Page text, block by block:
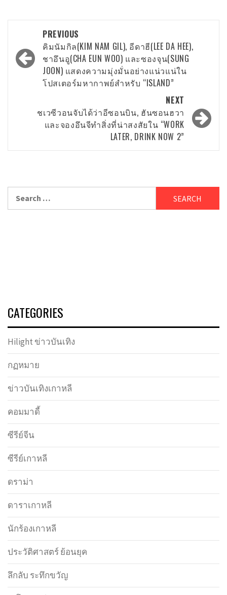
navigation
PREVIOUS
คิมนัมกิล(KIM NAM GIL), อีดาฮี(LEE DA HEE),
ชาอึนอู(CHA EUN WOO) และซองจุน(SUNG
JOON) แสดงความมุ่งมั่นอย่างแน่วแน่ใน
โปสเตอร์มหากาพย์สำหรับ “ISLAND”
NEXT
ชเวซีวอนจับได้ว่าอีซอนบิน, ฮันซอนฮวา
และจองอึนจีทำสิ่งที่น่าสงสัยใน “WORK
LATER, DRINK NOW 2”
CATEGORIES
Hilight ข่าวบันเทิง
กฏหมาย
ข่าวบันเทิงเกาหลี
คอมมาดี้
ซีรีย์จีน
ซีรีย์เกาหลี
ดราม่า
ดาราเกาหลี
นักร้องเกาหลี
ประวัติศาสตร์ ย้อนยุค
ลึกลับ ระทึกขวัญ